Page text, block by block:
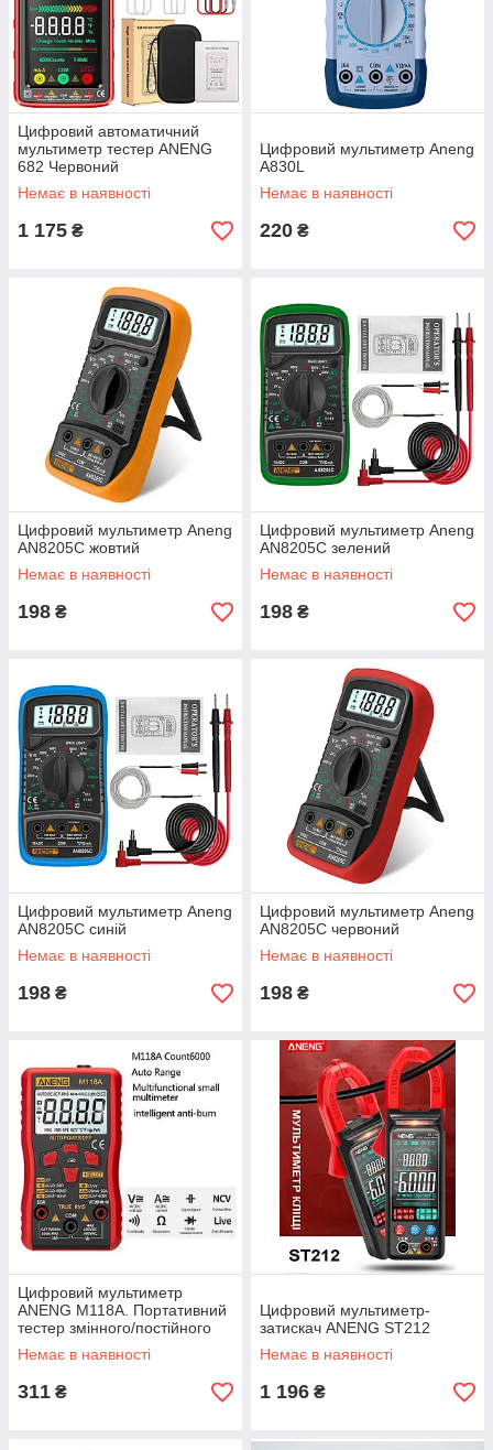
Цифровий автоматичний
мультиметр тестер ANENG
682 Червоний
Немає в наявності
1 175 ₴
Цифровий мультиметр Aneng
A830L
Немає в наявності
220 ₴
Цифровий мультиметр Aneng
AN8205C жовтий
Немає в наявності
198 ₴
Цифровий мультиметр Aneng
AN8205C зелений
Немає в наявності
198 ₴
Цифровий мультиметр Aneng
AN8205C синій
Немає в наявності
198 ₴
Цифровий мультиметр Aneng
AN8205C червоний
Немає в наявності
198 ₴
Цифровий мультиметр
ANENG M118A. Портативний
тестер змінного/постійного
струму
Немає в наявності
311 ₴
Цифровий мультиметр-
затискач ANENG ST212
Немає в наявності
1 196 ₴